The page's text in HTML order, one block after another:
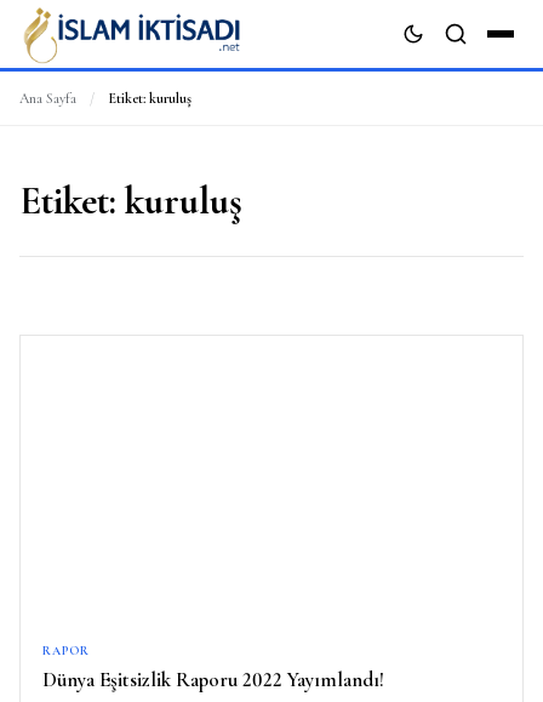
Ana Sayfa / Etiket: kuruluş
Etiket:kuruluş
RAPOR
Dünya Eşitsizlik Raporu 2022 Yayımlandı!